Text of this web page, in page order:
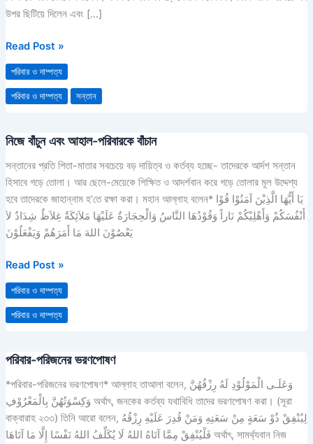
উপর ছিটিয়ে দিলেন এবং […]
পদ্ধতি
Read Post »
পরিবার ও দাম্পত্য
পরিবার ও দাম্পত্য সন্তান
নিজে বাঁচুন এবং আহাল-পরিবারকে বাঁচান
সন্তানের প্রতি পিতা-মাতার সবচেয়ে বড় দায়িত্ব ও কর্তব্য হচ্ছে- তাদেরকে আর্দশ সন্তান
হিসাবে গড়ে তোলা। আর ছেলে-মেয়েকে শিক্ষিত ও আদর্শবান করে গড়ে তোলার মূল উদ্দেশ্য
হবে তাদেরকে জাহান্নাম হ’তে রক্ষা করা। মহান আল্লাহ বলেন* يَا أَيُّهَا الَّذِيْنَ آمَنُوْا قُوْا
أَنْفُسَكُمْ وَأَهْلِيْكُمْ نَاراً وَقُوْدُهَا النَّاسُ وَالْحِجَارَةُ عَلَيْهَا مَلاَئِكَةٌ غِلاَظٌ شِدَادٌ لاَ
يَعْصُوْنَ اللهَ مَا أَمَرَهُمْ وَيَفْعَلُوْنَ
নিজে
এবং
আহাল-
পরিবারকে
বাঁচান
Read Post »
পরিবার ও দাম্পত্য
পরিবার ও দাম্পত্য
পরিবার-পরিজনের ভরণপোষণ
*পরিবার-পরিজনের ভরণপোষণ* আল্লাহ তাআলা বলেন, وَعَلَـى الْمَوْلُوْدِ لَهُ رِزْقُهُنَّ
وَكِسْوَتُهُنَّ بِالْمَعْرُوْفِ অর্থাৎ, জনকের কর্তব্য যথাবিধি তাদের ভরণপোষণ করা। (সূরা
বাক্বারাহ ২৩৩) তিনি আরো বলেন, لِيُنْفِقْ ذُوْ سَعَةٍ مِنْ سَعَتِهِ وَمَنْ قُدِرَ عَلَيْهِ رِزْقُهُ
فَلْيُنْفِقْ مِمَّا آتَاهُ اللهُ لَا يُكَلِّفُ اللهُ نَفْسًا إِلَّا مَا آتَاهَا অর্থাৎ, সামর্থ্যবান নিজ
পরিবার-
ভরণপোষণ